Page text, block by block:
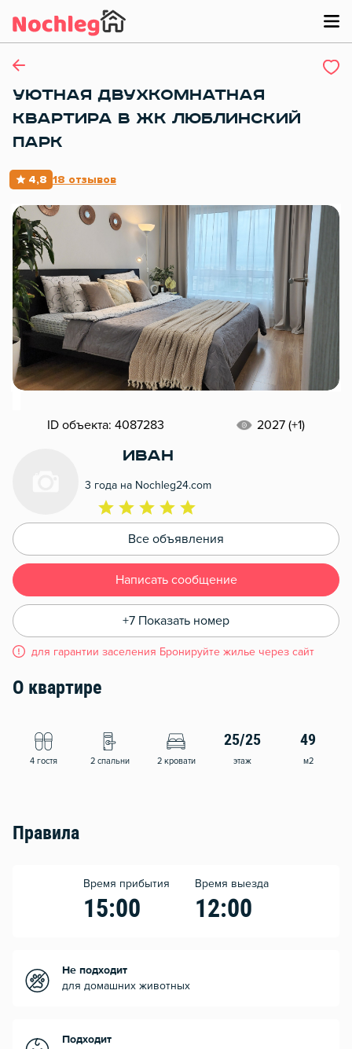
УЮТНАЯ ДВУХКОМНАТНАЯ
КВАРТИРА В ЖК ЛЮБЛИНСКИЙ
ПАРК
4,8 18 отзывов
ID объекта: 4087283 2027 (+1)
Иван
3 года на Nochleg24.com
Все объявления
Написать сообщение
+7 Показать номер
для гарантии заселения Бронируйте жилье через сайт
О квартире
4 гостя 2 спальни 2 кровати
25/25
этаж
49
м2
Правила
Время прибытия
15:00
Время выезда
12:00
Не подходит
для домашних животных
Подходит